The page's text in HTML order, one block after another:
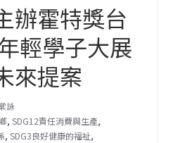
辦霍特獎台
輕學子大展
來提案
詠
, SDG12責任消費與生產,
, SDG3良好健康的福祉,